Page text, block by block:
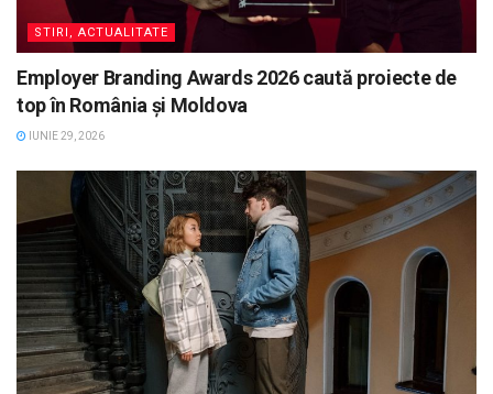
STIRI, ACTUALITATE
Employer Branding Awards 2026 caută proiecte de
top în România și Moldova
IUNIE 29, 2026